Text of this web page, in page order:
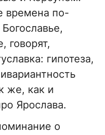
времена по-
говорят,
гипотеза,
же, как и
Ярослава.
о